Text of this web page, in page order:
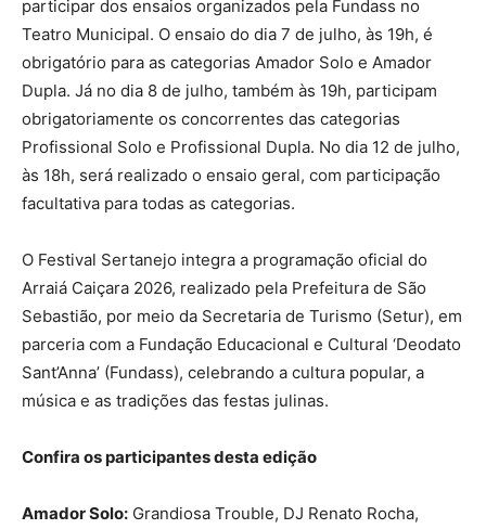
participar dos ensaios organizados pela Fundass no
Teatro Municipal. O ensaio do dia 7 de julho, às 19h, é
obrigatório para as categorias Amador Solo e Amador
Dupla. Já no dia 8 de julho, também às 19h, participam
obrigatoriamente os concorrentes das categorias
Profissional Solo e Profissional Dupla. No dia 12 de julho,
às 18h, será realizado o ensaio geral, com participação
facultativa para todas as categorias.
O Festival Sertanejo integra a programação oficial do
Arraiá Caiçara 2026, realizado pela Prefeitura de São
Sebastião, por meio da Secretaria de Turismo (Setur), em
parceria com a Fundação Educacional e Cultural ‘Deodato
Sant’Anna’ (Fundass), celebrando a cultura popular, a
música e as tradições das festas julinas.
Confira os participantes desta edição
Amador Solo: Grandiosa Trouble, DJ Renato Rocha,